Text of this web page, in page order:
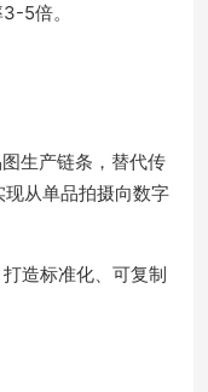
5倍。
生产链条，替代传
从单品拍摄向数字
造标准化、可复制